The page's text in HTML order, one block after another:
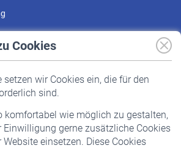
Cookies
setzen wir Cookies ein, die für den
sind.
komfortabel wie möglich zu gestalten,
gerne zusätzliche Cookies
einsetzen. Diese Cookies